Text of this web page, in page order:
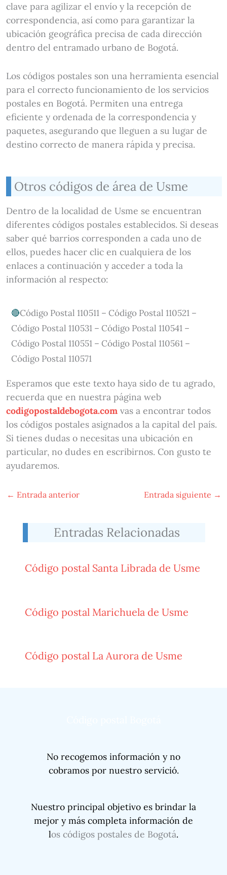
clave para agilizar el envío y la recepción de
correspondencia, así como para garantizar la
ubicación geográfica precisa de cada dirección
dentro del entramado urbano de Bogotá.
Los códigos postales son una herramienta esencial
para el correcto funcionamiento de los servicios
postales en Bogotá. Permiten una entrega
eficiente y ordenada de la correspondencia y
paquetes, asegurando que lleguen a su lugar de
destino correcto de manera rápida y precisa.
Otros códigos de área de Usme
Dentro de la localidad de Usme se encuentran
diferentes códigos postales establecidos. Si deseas
saber qué barrios corresponden a cada uno de
ellos, puedes hacer clic en cualquiera de los
enlaces a continuación y acceder a toda la
información al respecto:
Código Postal 110511 – Código Postal 110521 –
Código Postal 110531 – Código Postal 110541 –
Código Postal 110551 – Código Postal 110561 –
Código Postal 110571
Esperamos que este texto haya sido de tu agrado,
recuerda que en nuestra página web
codigopostaldebogota.comvas a encontrar todos
los códigos postales asignados a la capital del país.
Si tienes dudas o necesitas una ubicación en
particular, no dudes en escribirnos. Con gusto te
ayudaremos.
← Entrada anterior Entrada siguiente →
Entradas Relacionadas
Código postal Santa Librada de Usme
Código postal Marichuela de Usme
Código postal La Aurora de Usme
No recogemos información y no
cobramos por nuestro servició.
Nuestro principal objetivo es brindar la
mejor y más completa información de
los códigos postales de Bogotá.